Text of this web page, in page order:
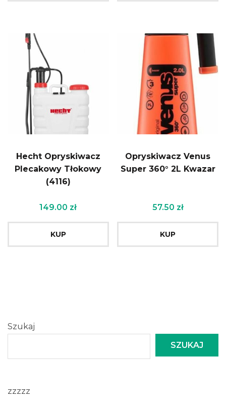
Hecht Opryskiwacz
Plecakowy Tłokowy
(4116)
149.00 zł
KUP
Opryskiwacz Venus
Super 360° 2L Kwazar
57.50 zł
KUP
Szukaj
SZUKAJ
zzzzz